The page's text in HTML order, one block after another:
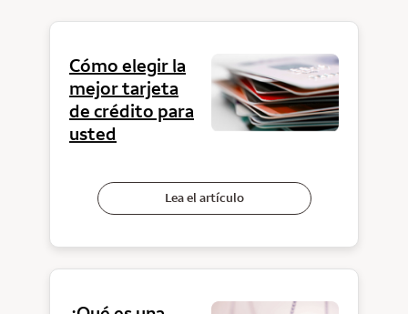
Cómo elegir la
mejor tarjeta
de crédito para
usted
Lea el artículo